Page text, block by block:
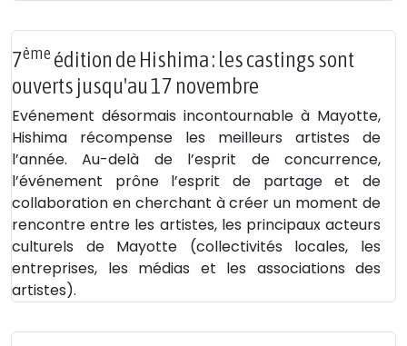
7ème édition de Hishima : les castings sont
ouverts jusqu'au 17 novembre
Evénement désormais incontournable à Mayotte,
Hishima récompense les meilleurs artistes de
l’année. Au-delà de l’esprit de concurrence,
l’événement prône l’esprit de partage et de
collaboration en cherchant à créer un moment de
rencontre entre les artistes, les principaux acteurs
culturels de Mayotte (collectivités locales, les
entreprises, les médias et les associations des
artistes).